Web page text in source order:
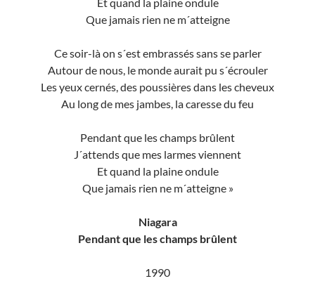
Que jamais rien ne m´atteigne
Ce soir-là on s´est embrassés sans se parler
Autour de nous, le monde aurait pu s´écrouler
Les yeux cernés, des poussières dans les cheveux
Au long de mes jambes, la caresse du feu
Pendant que les champs brûlent
J´attends que mes larmes viennent
Et quand la plaine ondule
Que jamais rien ne m´atteigne »
Niagara
Pendant que les champs brûlent
1990